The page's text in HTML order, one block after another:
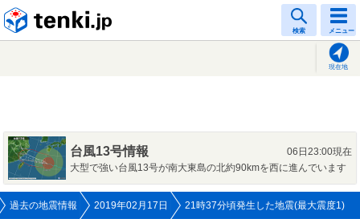
検索 メニュー
現在地
台風13号情報
06日23:00現在
大型で強い台風13号が南大東島の北約90kmを西に進んでいます
過去の地震情報 2019年02月17日 21時37分頃発生した地震(最大震度1)